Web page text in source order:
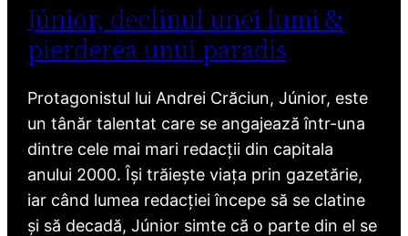
Júnior, declinul unei lumi &
pierderea unui paradis
Protagonistul lui Andrei Crăciun, Júnior, este
un tânăr talentat care se angajează într-una
dintre cele mai mari redacții din capitala
anului 2000. Își trăiește viața prin gazetărie,
iar când lumea redacției începe să se clatine
și să decadă, Júnior simte că o parte din el se